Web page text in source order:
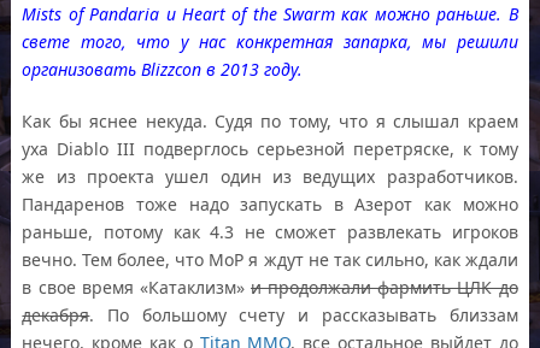
Mists of Pandaria и Heart of the Swarm как можно раньше. В
свете того, что у нас конкретная запарка, мы решили
организовать Blizzcon в 2013 году.
Как бы яснее некуда. Судя по тому, что я слышал краем
уха Diablo III подверглось серьезной перетряске, к тому
же из проекта ушел один из ведущих разработчиков.
Пандаренов тоже надо запускать в Азерот как можно
раньше, потому как 4.3 не сможет развлекать игроков
вечно. Тем более, что MoP я ждут не так сильно, как ждали
в свое время «Катаклизм» и продолжали фармить ЦЛК до
декабря. По большому счету и рассказывать близзам
нечего, кроме как о Titan MMO, все остальное выйдет до